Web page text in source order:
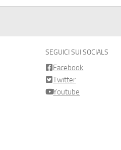
SEGUICI SUI SOCIALS
Facebook
Twitter
Youtube